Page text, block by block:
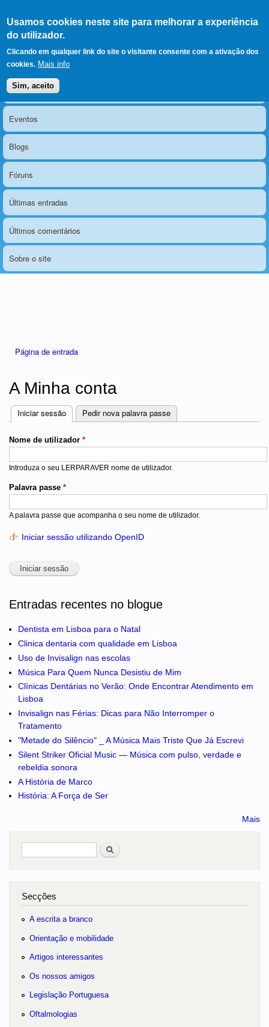
Usamos cookies neste site para melhorar a experiência
do utilizador.
Clicando em qualquer link do site o visitante consente com a ativação dos
cookies. Mais info
Sim, aceito
LERPARAVER , ir para a
página principal
O portal da visão diferente
Menu principal
Notícias
Eventos
Blogs
Fóruns
Últimas entradas
Últimos comentários
Sobre o site
Página de entrada
A Minha conta
Separadores
Iniciar sessão (separador ativo)
Pedir nova palavra passe
Nome de utilizador *
Introduza o seu LERPARAVER nome de utilizador.
Palavra passe *
A palavra passe que acompanha o seu nome de utilizador.
Iniciar sessão utilizando OpenID
Entradas recentes no blogue
Dentista em Lisboa para o Natal
Clinica dentaria com qualidade em Lisboa
Uso de Invisalign nas escolas
Música Para Quem Nunca Desistiu de Mim
Clínicas Dentárias no Verão: Onde Encontrar Atendimento em
Lisboa
Invisalign nas Férias: Dicas para Não Interromper o
Tratamento
"Metade do Silêncio" _ A Música Mais Triste Que Já Escrevi
Silent Striker Oficial Music — Música com pulso, verdade e
rebeldia sonora
A História de Marco
História: A Força de Ser
Mais
Pesquisar
Secções
A escrita a branco
Orientação e mobilidade
Artigos interessantes
Os nossos amigos
Legislação Portuguesa
Oftalmologias